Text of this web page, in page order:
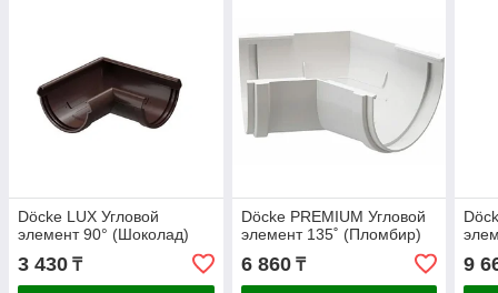
Döcke LUX Угловой
элемент 90° (Шоколад)
3 430 ₸
Döcke PREMIUM Угловой
элемент 135˚ (Пломбир)
6 860₸ 9